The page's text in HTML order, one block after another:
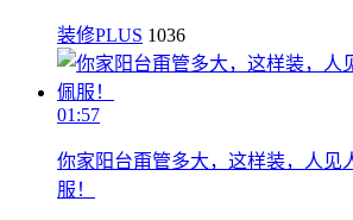
装修PLUS 1036
01:57
你家阳台甭管多大，这样装，人见
服！